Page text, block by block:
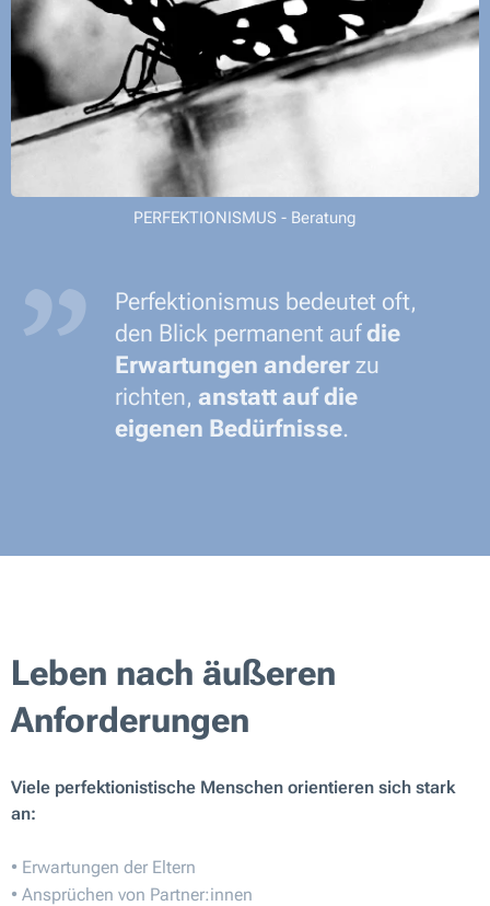
PERFEKTIONISMUS - Beratung
Perfektionismus bedeutet oft,
den Blick permanent aufdie
Erwartungen anderer zu
richten, anstatt auf die
eigenen Bedürfnisse.
Leben nach äußeren
Anforderungen
Viele perfektionistische Menschen orientieren sich stark
an:
• Erwartungen der Eltern
• Ansprüchen von Partner:innen